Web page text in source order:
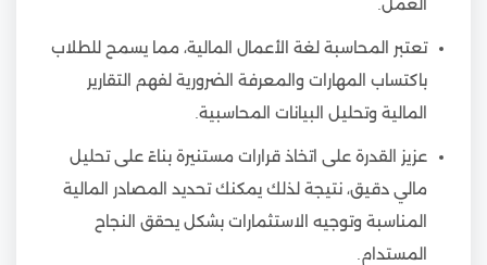
العمل.
تعتبر المحاسبة لغة الأعمال المالية، مما يسمح للطلاب
باكتساب المهارات والمعرفة الضرورية لفهم التقارير
المالية وتحليل البيانات المحاسبية.
عزيز القدرة على اتخاذ قرارات مستنيرة بناءً على تحليل
مالي دقيق، نتيجة لذلك يمكنك تحديد المصادر المالية
المناسبة وتوجيه الاستثمارات بشكل يحقق النجاح
المستدام.